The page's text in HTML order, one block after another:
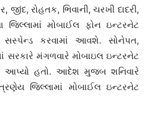
રોહતક, ભિવાની, ચરખી દાદરી,
જિલ્લામાં મોબાઈલ ફોન ઇન્ટરનેટ
સસ્પેન્ડ કરવામાં આવશે. સોનેપત,
મંગળવારે મોબાઇલ ઇન્ટરનેટ
હતો. આદેશ મુજબ શનિવારે
જિલ્લામાં મોબાઈલ ઇન્ટરનેટ